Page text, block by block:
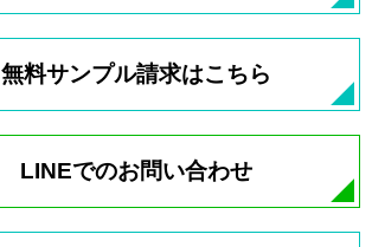
無料サンプル請求はこちら
LINEでのお問い合わせ